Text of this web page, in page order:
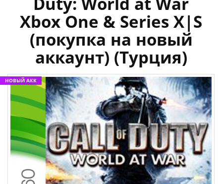
Xbox One & Series X|S
(покупка на новый
аккаунт) (Турция)
НОВЫЙ АКК